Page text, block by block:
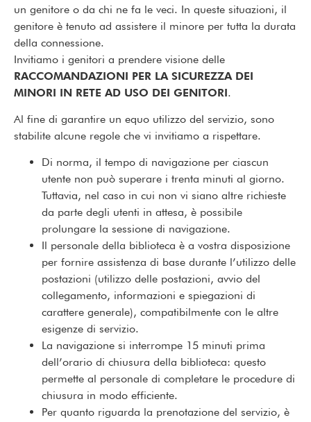
un genitore o da chi ne fa le veci. In queste situazioni, il
genitore è tenuto ad assistere il minore per tutta la durata
della connessione.
Invitiamo i genitori a prendere visione delle
RACCOMANDAZIONI PER LA SICUREZZA DEI
MINORI IN RETE AD USO DEI GENITORI.
Al fine di garantire un equo utilizzo del servizio, sono
stabilite alcune regole che vi invitiamo a rispettare.
Di norma, il tempo di navigazione per ciascun
utente non può superare i trenta minuti al giorno.
Tuttavia, nel caso in cui non vi siano altre richieste
da parte degli utenti in attesa, è possibile
prolungare la sessione di navigazione.
Il personale della biblioteca è a vostra disposizione
per fornire assistenza di base durante l’utilizzo delle
postazioni (utilizzo delle postazioni, avvio del
collegamento, informazioni e spiegazioni di
carattere generale), compatibilmente con le altre
esigenze di servizio.
La navigazione si interrompe 15 minuti prima
dell’orario di chiusura della biblioteca: questo
permette al personale di completare le procedure di
chiusura in modo efficiente.
Per quanto riguarda la prenotazione del servizio, è